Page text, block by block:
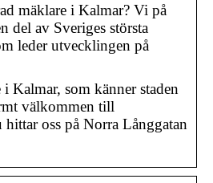
mäklare i Kalmar? Vi på
del av Sveriges största
leder utvecklingen på
Kalmar, som känner staden
välkommen till
oss på Norra Långgatan